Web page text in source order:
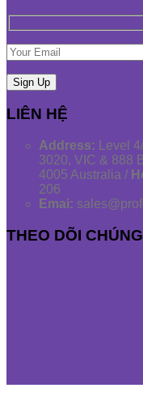
LIÊN HỆ
Address: Level
3020, VIC & 888
4005 Australia /
206
Emai:
THEO DÕI